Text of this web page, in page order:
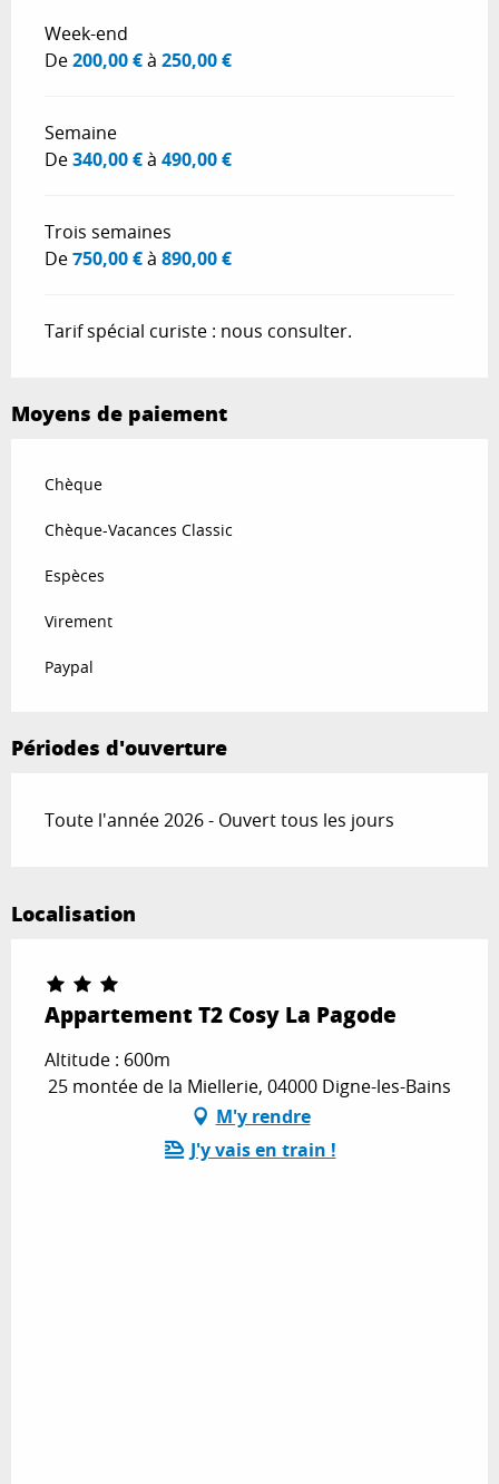
Tarifs 2026
Week-end
De200,00 €à 250,00 €
Semaine
De340,00 €à 490,00 €
Trois semaines
De750,00 €à 890,00 €
Tarif spécial curiste : nous consulter.
Moyens de paiement
Chèque
Chèque-Vacances Classic
Espèces
Virement
Paypal
Périodes d'ouverture
Toute l'année 2026 - Ouvert tous les jours
Localisation
Appartement T2 Cosy La Pagode
Altitude : 600m
25 montée de la Miellerie, 04000 Digne-les-Bains
M'y rendre
J'y vais en train !